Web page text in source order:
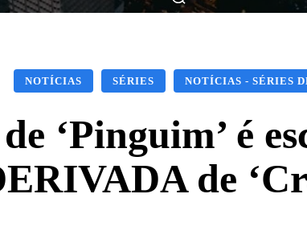
NOTÍCIAS SÉRIES NOTÍCIAS - SÉRIES
‘Pinguim’ é
de